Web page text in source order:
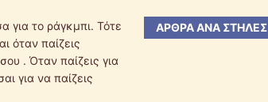
για το ράγκμπι. Τότε
όταν παίζεις
. Όταν παίζεις για
για να παίζεις
ΆΡΘΡΑ ΑΝΆ ΣΤΉΛΕΣ